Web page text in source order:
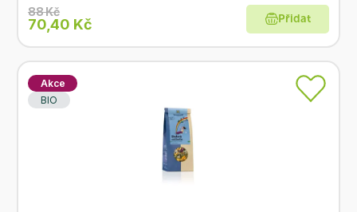
88 Kč
70,40 Kč Přidat
Akce
BIO